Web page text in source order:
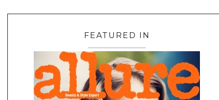
FEATURED IN